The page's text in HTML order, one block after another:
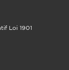
Loi 1901